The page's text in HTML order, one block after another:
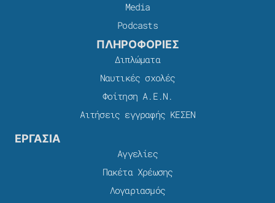
Media
Podcasts
ΠΛΗΡΟΦΟΡΙΕΣ
Διπλώματα
Ναυτικές σχολές
Φοίτηση Α.Ε.Ν.
Αιτήσεις εγγραφής ΚΕΣΕΝ
ΕΡΓΑΣΙΑ
Αγγελίες
Πακέτα Χρέωσης​
Λογαριασμός